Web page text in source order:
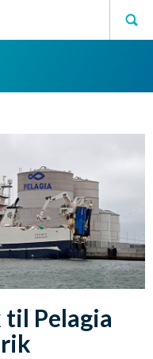
til Pelagia